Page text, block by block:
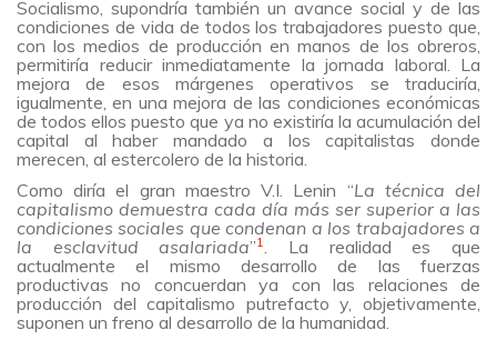
Socialismo, supondría también un avance social y de las
condiciones de vida de todos los trabajadores puesto que,
con los medios de producción en manos de los obreros,
permitiría reducir inmediatamente la jornada laboral. La
mejora de esos márgenes operativos se traduciría,
igualmente, en una mejora de las condiciones económicas
de todos ellos puesto que ya no existiría la acumulación del
capital al haber mandado a los capitalistas donde
merecen, al estercolero de la historia.
Como diría el gran maestro V.I. Lenin “La técnica del
capitalismo demuestra cada día más ser superior a las
condiciones sociales que condenan a los trabajadores a
la esclavitud asalariada”1. La realidad es que
actualmente el mismo desarrollo de las fuerzas
productivas no concuerdan ya con las relaciones de
producción del capitalismo putrefacto y, objetivamente,
suponen un freno al desarrollo de la humanidad.